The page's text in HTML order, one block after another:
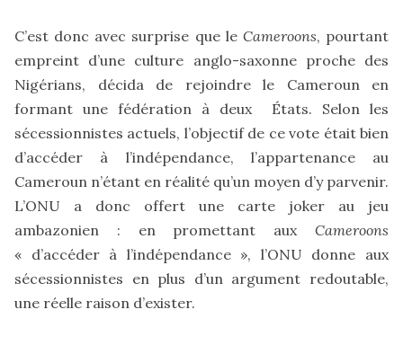
C’est donc avec surprise que le Cameroons, pourtant
empreint d’une culture anglo-saxonne proche des
Nigérians, décida de rejoindre le Cameroun en
formant une fédération à deux États. Selon les
sécessionnistes actuels, l’objectif de ce vote était bien
d’accéder à l’indépendance, l’appartenance au
Cameroun n’étant en réalité qu’un moyen d’y parvenir.
L’ONU a donc offert une carte joker au jeu
ambazonien : en promettant aux Cameroons
« d’accéder à l’indépendance », l’ONU donne aux
sécessionnistes en plus d’un argument redoutable,
une réelle raison d’exister.